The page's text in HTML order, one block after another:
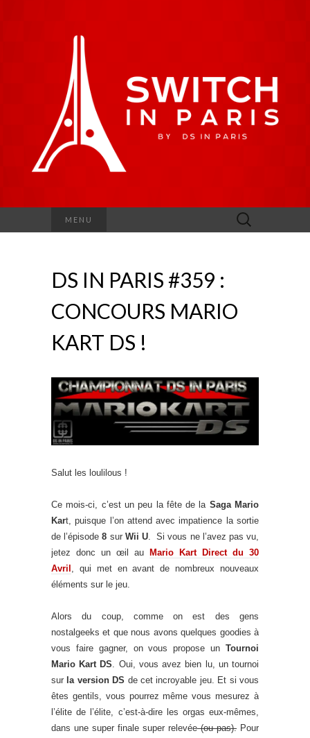
MENU Rechercher :
DS IN PARIS #359 :
CONCOURS MARIO
KART DS !
Salut les loulilous !
Ce mois-ci, c’est un peu la fête de la Saga Mario
Kart, puisque l’on attend avec impatience la sortie
de l’épisode8 surWii U. Si vous ne l’avez pas vu,
jetez donc un œil au
Mario Kart Direct du 30
Avril , qui met en avant de nombreux nouveaux
éléments sur le jeu.
Alors du coup, comme on est des gens
nostalgeeks et que nous avons quelques goodies à
vous faire gagner, on vous propose un Tournoi
Mario Kart DS. Oui, vous avez bien lu, un tournoi
sur la version DS de cet incroyable jeu. Et si vous
êtes gentils, vous pourrez même vous mesurez à
l’élite de l’élite, c’est-à-dire les orgas eux-mêmes,
dans une super finale super relevée(ou pas). Pour